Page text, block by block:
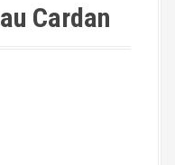
Cardan